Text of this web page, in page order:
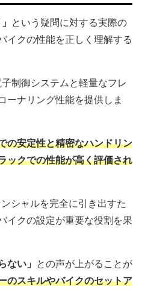
という疑問に対する実際の
イクの性能を正しく理解する
制御システムと軽量なフレ
ーナリング性能を提供しま
の安定性と精密なハンドリン
ックでの性能が高く評価され
シャルを完全に引き出すた
イクの設定が重要な役割を果
ない」
との声が上がることが
のスキルやバイクのセットア